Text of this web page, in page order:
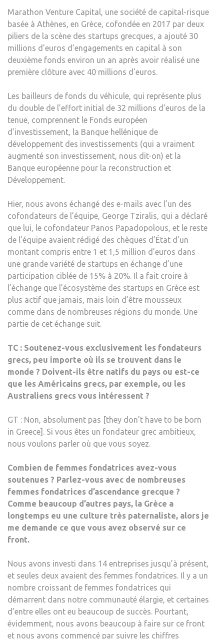
À
Marathon Venture Capital, une société de capital-risque
basée à Athènes, en Grèce, cofondée en 2017 par deux
piliers de la scène des startups grecques, a ajouté 30
millions d’euros d’engagements en capital à son
deuxième fonds environ un an après avoir réalisé une
première clôture avec 40 millions d’euros.
Les bailleurs de fonds du véhicule, qui représente plus
du double de l’effort initial de 32 millions d’euros de la
tenue, comprennent le Fonds européen
d’investissement, la Banque hellénique de
développement des investissements (qui a vraiment
augmenté son investissement, nous dit-on) et la
Banque européenne pour la reconstruction et
Développement.
Hier, nous avons échangé des e-mails avec l’un des
cofondateurs de l’équipe, George Tziralis, qui a déclaré
que lui, le cofondateur Panos Papadopolous, et le reste
de l’équipe avaient rédigé des chèques d’État d’un
montant compris entre 1 et 1,5 million d’euros dans
une grande variété de startups en échange d’une
participation ciblée de 15% à 20%. Il a fait croire à
l’échange que l’écosystème des startups en Grèce est
plus actif que jamais, mais loin d’être mousseux
comme dans de nombreuses régions du monde. Une
partie de cet échange suit.
TC : Soutenez-vous exclusivement les fondateurs
grecs, peu importe où ils se trouvent dans le
monde ? Doivent-ils être natifs du pays ou est-ce
que les Américains grecs, par exemple, ou les
Australiens grecs vous intéressent ?
GT : Non, absolument pas [they don’t have to be born
in Greece]. Si vous êtes un fondateur grec ambitieux,
nous voulons parler où que vous soyez.
Combien de femmes fondatrices avez-vous
soutenues ? Parlez-vous avec de nombreuses
femmes fondatrices d’ascendance grecque ?
Comme beaucoup d’autres pays, la Grèce a
longtemps eu une culture très paternaliste, alors je
me demande ce que vous avez observé sur ce
front.
Nous avons investi dans 14 entreprises jusqu’à présent,
et seules deux avaient des femmes fondatrices. Il y a un
nombre croissant de femmes fondatrices qui
démarrent dans notre communauté élargie, et certaines
d’entre elles ont eu beaucoup de succès. Pourtant,
évidemment, nous avons beaucoup à faire sur ce front
et nous avons commencé par suivre les chiffres